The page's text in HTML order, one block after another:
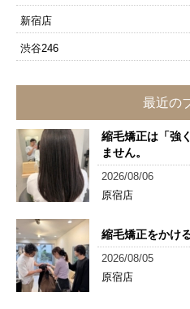
新宿店
渋谷246
最近の
縮毛矯正は「強
ません。
2026/08/06
原宿店
縮毛矯正をかけ
2026/08/05
原宿店